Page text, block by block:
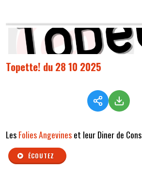
Topette! du 28 10 2025
LesFolies Angevineset leur Diner de Cons
ÉCOUTEZ